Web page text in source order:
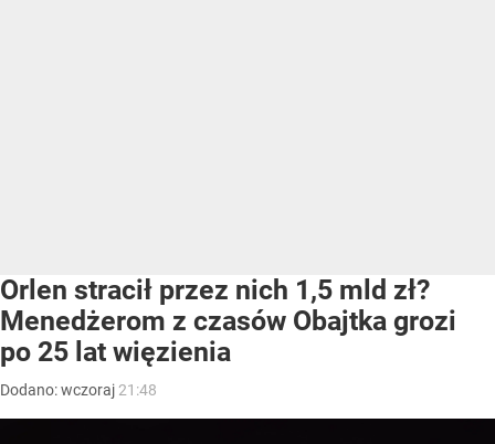
Orlen stracił przez nich 1,5 mld zł?
Menedżerom z czasów Obajtka grozi
po 25 lat więzienia
Dodano:wczoraj 21:48